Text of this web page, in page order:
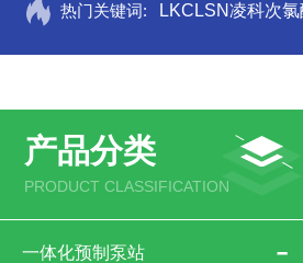
热门关键词: LKCLSN凌科次
产品分类
PRODUCT CLASSIFICATION
一体化预制泵站